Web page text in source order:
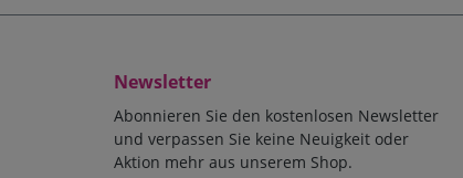
Newsletter
Abonnieren Sie den kostenlosen Newsletter
und verpassen Sie keine Neuigkeit oder
Aktion mehr aus unserem Shop.